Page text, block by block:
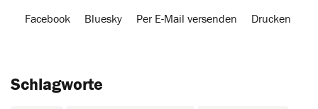
Facebook Bluesky Per E-Mail versenden Drucken
Schlagworte